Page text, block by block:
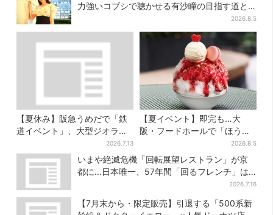
力強いコブシで聴かせる有沙瞳の目指す道と
2026.8.5
【夏休み】阪急うめだで「鉄
道イベント」、大型ジオラマ
＆運転体験コーナー…豪華ゲ
ストも4人登場
2026.7.13
【夏イベント】即完も…大
阪・フードホールで「ほうせ
き箱」の“限定かき氷”が復
活！一夜限りの盆踊りも
2026.8.5
いまや絶滅危機「回転展望レストラン」が京
都に…日本唯一、57年間「回るフレンチ」は
2026.7.16
【7月末から・限定販売】引退する「500系新